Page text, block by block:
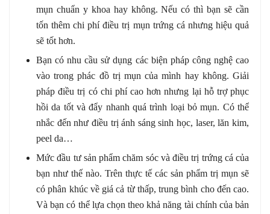
mụn chuẩn y khoa hay không. Nếu có thì bạn sẽ cần
tốn thêm chi phí điều trị mụn trứng cá nhưng hiệu quả
sẽ tốt hơn.
Bạn có nhu cầu sử dụng các biện pháp công nghệ cao
vào trong phác đồ trị mụn của mình hay không. Giải
pháp điều trị có chi phí cao hơn nhưng lại hỗ trợ phục
hồi da tốt và đẩy nhanh quá trình loại bỏ mụn. Có thể
nhắc đến như điều trị ánh sáng sinh học, laser, lăn kim,
peel da…
Mức đầu tư sản phẩm chăm sóc và điều trị trứng cá của
bạn như thế nào. Trên thực tế các sản phẩm trị mụn sẽ
có phân khúc về giá cả từ thấp, trung bình cho đến cao.
Và bạn có thể lựa chọn theo khả năng tài chính của bản